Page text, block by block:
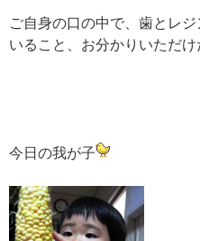
ご自身の口の中で、歯とレ
いること、お分かりいただ
今日の我が子